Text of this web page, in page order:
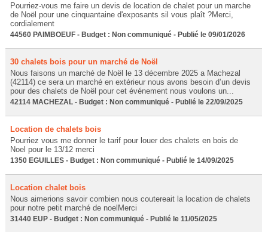
Pourriez-vous me faire un devis de location de chalet pour un marche
de Noël pour une cinquantaine d'exposants sil vous plaît ?Merci,
cordialement
44560 PAIMBOEUF - Budget : Non communiqué - Publié le 09/01/2026
30 chalets bois pour un marché de Noël
Nous faisons un marché de Noël le 13 décembre 2025 a Machezal
(42114) ce sera un marché en extérieur nous avons besoin d’un devis
pour des chalets de Noël pour cet événement nous voulons un...
42114 MACHEZAL - Budget : Non communiqué - Publié le 22/09/2025
Location de chalets bois
Pourriez vous me donner le tarif pour louer des chalets en bois de
Noel pour le 13/12 merci
1350 EGUILLES - Budget : Non communiqué - Publié le 14/09/2025
Location chalet bois
Nous aimerions savoir combien nous coutereait la location de chalets
pour notre petit marché de noelMerci
31440 EUP - Budget : Non communiqué - Publié le 11/05/2025